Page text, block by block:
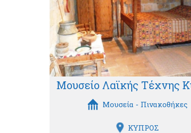
Μουσείο Λαϊκής Τέχνης
Μουσεία - Πινακοθήκες
ΚΥΠΡΟΣ